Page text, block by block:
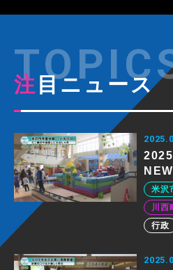
注目ニュース
米沢
川西
行政